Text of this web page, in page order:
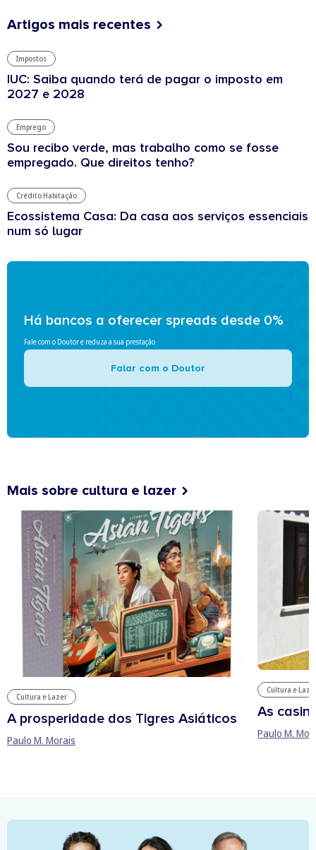
Artigos mais recentes
Impostos
IUC: Saiba quando terá de pagar o imposto em
2027 e 2028
Emprego
Sou recibo verde, mas trabalho como se fosse
empregado. Que direitos tenho?
Crédito Habitação
Ecossistema Casa: Da casa aos serviços essenciais
num só lugar
Há bancos a oferecer spreads desde 0%
Fale com o Doutor e reduza a sua prestação
Falar com o Doutor
Mais sobre cultura e lazer
Cultura e Lazer
A prosperidade dos Tigres Asiáticos
Paulo M. Morais
Cultura e
As
Paulo M.